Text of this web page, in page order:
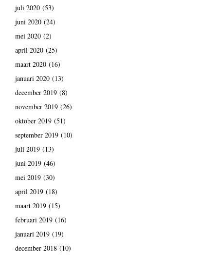
juli 2020(53)
juni 2020(24)
mei 2020(2)
april 2020(25)
maart 2020(16)
januari 2020(13)
december 2019(8)
november 2019(26)
oktober 2019(51)
september 2019(10)
juli 2019(13)
juni 2019(46)
mei 2019(30)
april 2019(18)
maart 2019(15)
februari 2019(16)
januari 2019(19)
december 2018(10)